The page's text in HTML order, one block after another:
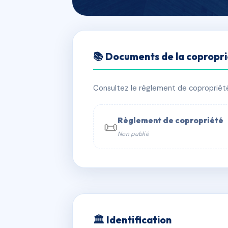
255
📍 255 bd jean jaures 92100
📞 Contacter Syndic Digital
📚 Documents de la
Consultez le règlement de
📜Règlement de copropriété
Non publié
🏛 Identification